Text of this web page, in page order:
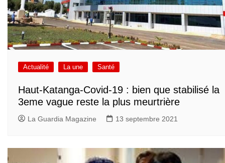
Actualité La une Santé
Haut-Katanga-Covid-19 : bien que stabilisé la
3eme vague reste la plus meurtrière
La Guardia Magazine 13 septembre 2021